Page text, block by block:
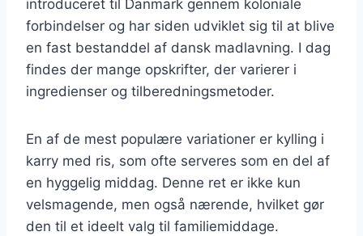
introduceret til Danmark gennem koloniale
forbindelser og har siden udviklet sig til at blive
en fast bestanddel af dansk madlavning. I dag
findes der mange opskrifter, der varierer i
ingredienser og tilberedningsmetoder.
En af de mest populære variationer er kylling i
karry med ris, som ofte serveres som en del af
en hyggelig middag. Denne ret er ikke kun
velsmagende, men også nærende, hvilket gør
den til et ideelt valg til familiemiddage.